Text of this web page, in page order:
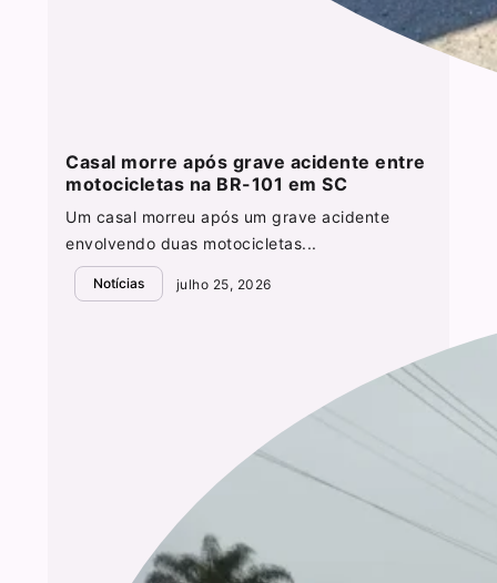
Casal morre após grave acidente entre
motocicletas na BR-101 em SC
Um casal morreu após um grave acidente
envolvendo duas motocicletas...
Notícias julho 25, 2026